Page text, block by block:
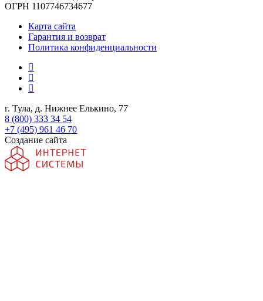
ОГРН 1107746734677
Карта сайта
Гарантия и возврат
Политика конфиденциальности
г. Тула, д. Нижнее Елькино, 77
8 (800) 333 34 54
+7 (495) 961 46 70
Создание сайта